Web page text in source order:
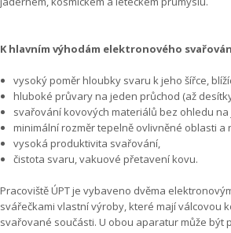
K hlavním výhodám elektronového
vysoký poměr hloubky svaru k jeho šířce,
hluboké průvary na jeden průchod (až
svařování kovových materiálů bez ohledu
minimální rozměr tepelně ovlivněné oblasti
vysoká produktivita svařování,
čistota svaru, vakuové přetavení kovu.
Pracoviště ÚPT je vybaveno dvěma
svářečkami vlastní výroby, které mají válcovou
svařované součásti. U obou aparatur může